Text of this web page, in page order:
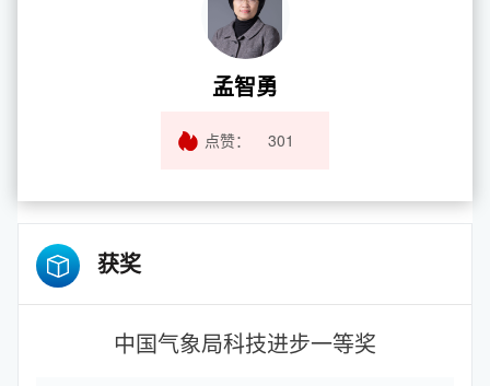
孟智勇
点赞： 301
获奖
中国气象局科技进步一等奖